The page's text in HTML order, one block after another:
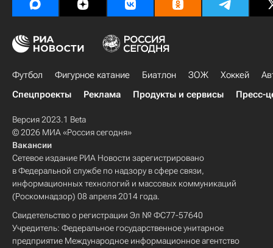
Футбол Фигурное катание Биатлон ЗОЖ Хоккей
Спецпроекты
Реклама Продукты и сервисы Пресс-
Версия 2023.1 Beta
© 2026 МИА «Россия сегодня»
Вакансии
Сетевое издание РИА Новости зарегистрировано
в Федеральной службе по надзору в сфере связи,
информационных технологий и массовых коммуникаций
(Роскомнадзор) 08 апреля 2014 года.
Свидетельство о регистрации Эл № ФС77-57640
Учредитель: Федеральное государственное унитарное
предприятие Международное информационное агентство